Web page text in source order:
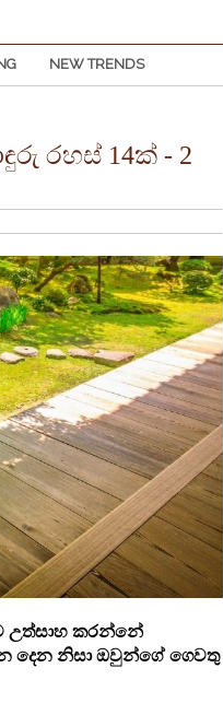
NEW TRENDS
රහස් 14ක් - 2
උත්සාහ කරන්නේ
දෙන නිසා ඔවුන්ගේ ගෙවතු